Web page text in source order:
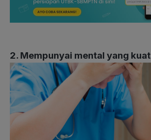
2. Mempunyai mental yang kuat